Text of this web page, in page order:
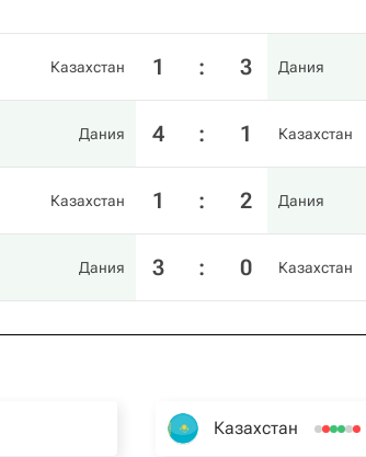
Казахстан 1 : 3 Дания
Дания 4 : 1 Казахстан
Казахстан 1 : 2 Дания
Дания 3 : 0 Казахстан
Казахстан